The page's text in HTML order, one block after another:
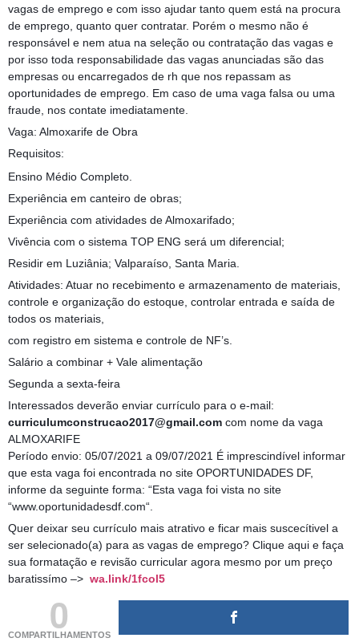
vagas de emprego e com isso ajudar tanto quem está na procura
de emprego, quanto quer contratar. Porém o mesmo não é
responsável e nem atua na seleção ou contratação das vagas e
por isso toda responsabilidade das vagas anunciadas são das
empresas ou encarregados de rh que nos repassam as
oportunidades de emprego. Em caso de uma vaga falsa ou uma
fraude, nos contate imediatamente.
Vaga: Almoxarife de Obra
Requisitos:
Ensino Médio Completo.
Experiência em canteiro de obras;
Experiência com atividades de Almoxarifado;
Vivência com o sistema TOP ENG será um diferencial;
Residir em Luziânia; Valparaíso, Santa Maria.
Atividades: Atuar no recebimento e armazenamento de materiais,
controle e organização do estoque, controlar entrada e saída de
todos os materiais,
com registro em sistema e controle de NF’s.
Salário a combinar + Vale alimentação
Segunda a sexta-feira
Interessados deverão enviar currículo para o e-mail:
curriculumconstrucao2017@gmail.com com nome da vaga
ALMOXARIFE
Período envio: 05/07/2021 a 09/07/2021 É imprescindível informar
que esta vaga foi encontrada no site OPORTUNIDADES DF,
informe da seguinte forma: “Esta vaga foi vista no site
“www.oportunidadesdf.com“.
Quer deixar seu currículo mais atrativo e ficar mais suscecítivel a
ser selecionado(a) para as vagas de emprego? Clique aqui e faça
sua formatação e revisão curricular agora mesmo por um preço
baratissímo –> wa.link/1fcol5
0
COMPARTILHAMENTOS